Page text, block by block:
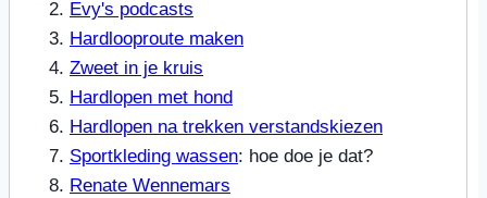
Evy's podcasts
Hardlooproute maken
Zweet in je kruis
Hardlopen met hond
Hardlopen na trekken verstandskiezen
Sportkleding wassen: hoe doe je dat?
Renate Wennemars